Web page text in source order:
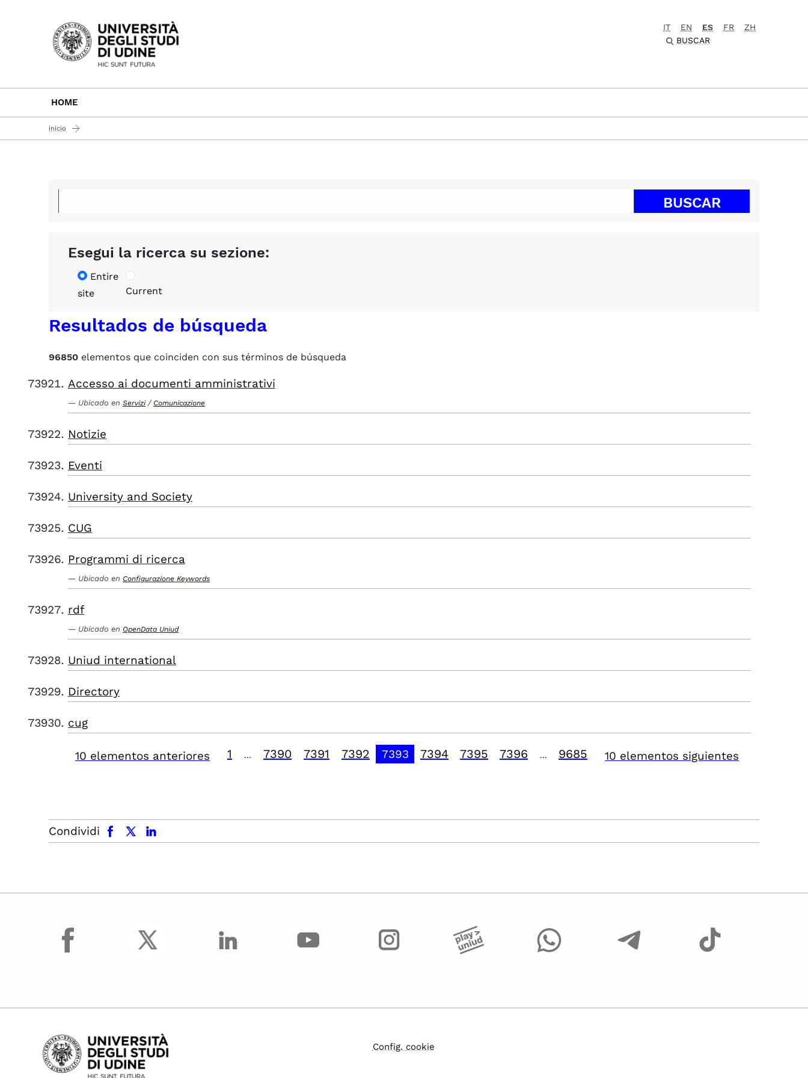
Passa al contenuto principale
IT EN ES FR
ZH
BUSCAR
HOME
inicio
Esegui la ricerca su sezione:
Entire
site
Current
Resultados de búsqueda
96850 elementos que coinciden con sus términos de búsqueda
Accesso ai documenti amministrativi
Ubicado en Servizi / Comunicazione
Notizie
Eventi
University and Society
CUG
Programmi di ricerca
Ubicado en Configurazione Keywords
rdf
Ubicado en OpenData Uniud
Uniud international
Directory
cug
10 elementos anteriores 1 7390 7391 7392 7393 7394 7395 7396 9685 10 elementos siguientes
Condividi
facebook x.com linkedin
facebook
Config. cookie